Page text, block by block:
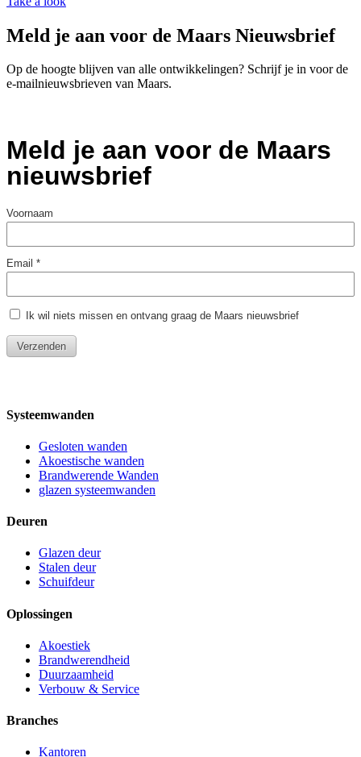
Meld je aan voor de Maars Nieuwsbrief
Op de hoogte blijven van alle ontwikkelingen? Schrijf je in voor de
e-mailnieuwsbrieven van Maars.
Systeemwanden
Gesloten wanden
Akoestische wanden
Brandwerende Wanden
glazen systeemwanden
Deuren
Glazen deur
Stalen deur
Schuifdeur
Oplossingen
Akoestiek
Brandwerendheid
Duurzaamheid
Verbouw & Service
Branches
Kantoren